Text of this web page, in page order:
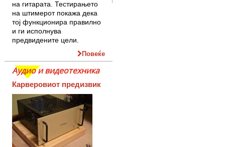
на гитарата. Тестирањето
на штимерот покажа дека
тој функционира правилно
и ги исполнува
предвидените цели.
Повеќе
Аудио и видеотехника
Карверовиот предизвик